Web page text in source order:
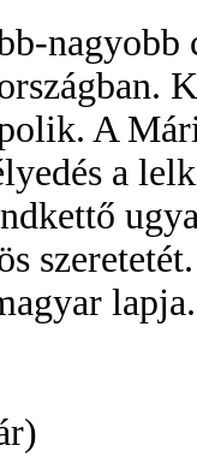
A
a
lapja.